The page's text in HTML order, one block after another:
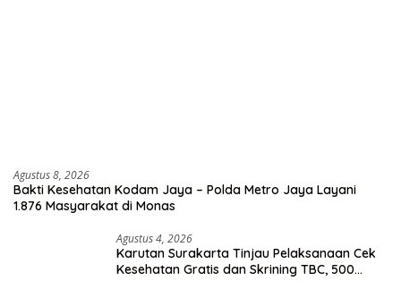
Agustus 8, 2026
Bakti Kesehatan Kodam Jaya – Polda Metro Jaya Layani
1.876 Masyarakat di Monas
Agustus 4, 2026
Karutan Surakarta Tinjau Pelaksanaan Cek
Kesehatan Gratis dan Skrining TBC, 500